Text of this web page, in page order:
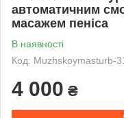
автоматичним
масажем пеніса
В наявності
Код: Muzhskoymasturb-
4 000 ₴